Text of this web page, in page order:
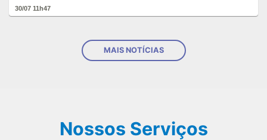
30/07 11h47
MAIS NOTÍCIAS
Nossos Serviços